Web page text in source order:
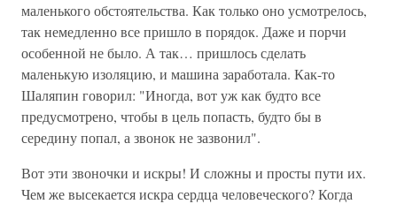
маленького обстоятельства. Как только оно усмотрелось,
так немедленно все пришло в порядок. Даже и порчи
особенной не было. А так… пришлось сделать
маленькую изоляцию, и машина заработала. Как-то
Шаляпин говорил: "Иногда, вот уж как будто все
предусмотрено, чтобы в цель попасть, будто бы в
середину попал, а звонок не зазвонил".
Вот эти звоночки и искры! И сложны и просты пути их.
Чем же высекается искра сердца человеческого? Когда